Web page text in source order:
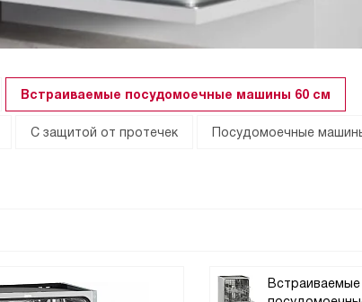
Встраиваемые посудомоечные машины 60 см
С защитой от протечек Посудомоечные
Встраиваемые